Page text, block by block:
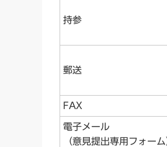
持参
郵送
FAX
電子メール
（意見提出専用フォーム